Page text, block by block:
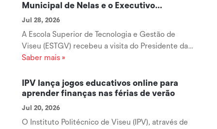
Eletrotécnica que reúne dezenas de...
Municipal de Nelas e o Executivo
Municipal
Jul 28, 2026
A Escola Superior de Tecnologia e Gestão de
Viseu (ESTGV) recebeu a visita do Presidente da
Câmara Municipal de Nelas e do respetivo
que teve como principal objetivo reforçar a
colaboração entre o Município de Nelas e o...
Saber mais »
IPV lança jogos educativos online para
aprender finanças nas férias de verão
Jul 20, 2026
O Instituto Politécnico de Viseu (IPV), através de